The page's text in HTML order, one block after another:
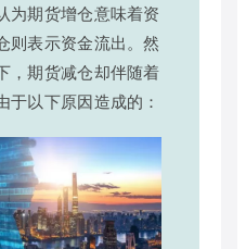
为期货增仓意味着资
则表示资金流出。然
，期货减仓却伴随着
于以下原因造成的：